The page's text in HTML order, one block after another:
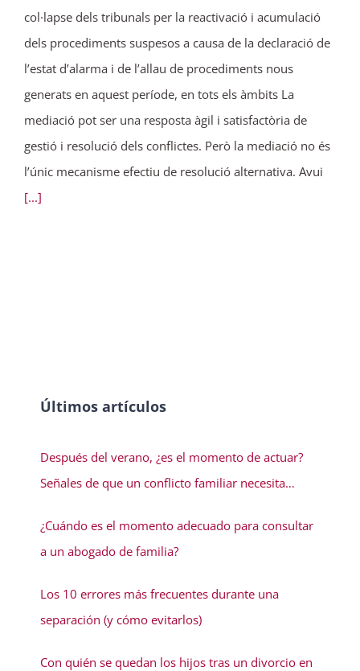
col·lapse dels tribunals per la reactivació i acumulació
dels procediments suspesos a causa de la declaració de
l’estat d’alarma i de l’allau de procediments nous
generats en aquest període, en tots els àmbits La
mediació pot ser una resposta àgil i satisfactòria de
gestió i resolució dels conflictes. Però la mediació no és
l’únic mecanisme efectiu de resolució alternativa. Avui
[...]
Últimos artículos
Después del verano, ¿es el momento de actuar?
Señales de que un conflicto familiar necesita
¿Cuándo es el momento adecuado para consultar
a un abogado de familia?
Los 10 errores más frecuentes durante una
separación (y cómo evitarlos)
Con quién se quedan los hijos tras un divorcio en